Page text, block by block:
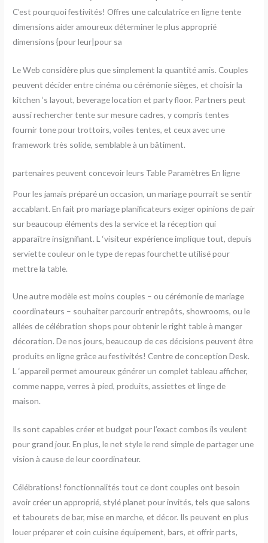
C’est pourquoi festivités! Offres une calculatrice en ligne tente
dimensions aider amoureux déterminer le plus approprié
dimensions {pour leur|pour sa
Le Web considère plus que simplement la quantité amis. Couples
peuvent décider entre cinéma ou cérémonie sièges, et choisir la
kitchen ‘s layout, beverage location et party floor. Partners peut
aussi rechercher tente sur mesure cadres, y compris tentes
fournir tone pour trottoirs, voiles tentes, et ceux avec une
framework très solide, semblable à un bâtiment.
partenaires peuvent concevoir leurs Table Paramètres En ligne
Pour les jamais préparé un occasion, un mariage pourrait se sentir
accablant. En fait pro mariage planificateurs exiger opinions de pair
sur beaucoup éléments des la service et la réception qui
apparaître insignifiant. L ‘visiteur expérience implique tout, depuis
serviette couleur on le type de repas fourchette utilisé pour
mettre la table.
Une autre modèle est moins couples – ou cérémonie de mariage
coordinateurs – souhaiter parcourir entrepôts, showrooms, ou le
allées de célébration shops pour obtenir le right table à manger
décoration. De nos jours, beaucoup de ces décisions peuvent être
produits en ligne grâce au festivités! Centre de conception Desk.
L ‘appareil permet amoureux générer un complet tableau afficher,
comme nappe, verres à pied, produits, assiettes et linge de
maison.
Ils sont capables créer et budget pour l’exact combos ils veulent
pour grand jour. En plus, le net style le rend simple de partager une
vision à cause de leur coordinateur.
Célébrations! fonctionnalités tout ce dont couples ont besoin
avoir créer un approprié, stylé planet pour invités, tels que salons
et tabourets de bar, mise en marche, et décor. Ils peuvent en plus
louer préparer et coin cuisine équipement, bars, et offrir parts,